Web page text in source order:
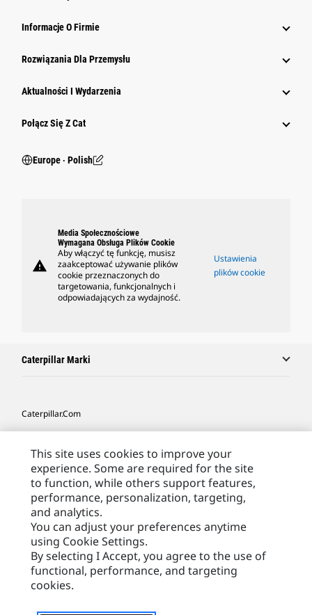
Informacje O Firmie
Rozwiązania Dla Przemysłu
Aktualności I Wydarzenia
Połącz Się Z Cat
Europe ‧ Polish
warning
Media Społecznościowe
Wymagana Obsługa Plików Cookie
Aby włączyć tę funkcję, musisz
zaakceptować używanie plików
cookie przeznaczonych do
targetowania, funkcjonalnych i
odpowiadających za wydajność.
Ustawienia
plików cookie
Caterpillar Marki
Caterpillar.com
Caterpillar Kontakt
Moje Preferencje Marketingowe
Site Map
Cookie Settings
Legal
Privacy
This site uses cookies to improve your
experience. Some are required for the site
to function, while others support features,
performance, personalization, targeting,
and analytics.
You can adjust your preferences anytime
using Cookie Settings.
By selecting I Accept, you agree to the use of
functional, performance, and targeting
cookies.